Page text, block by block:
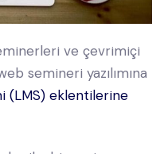
ve çevrimiçi
semineri yazılımına
(LMS) eklentilerine